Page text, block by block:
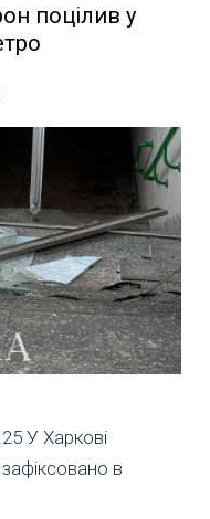
поцілив у
У Харкові
в